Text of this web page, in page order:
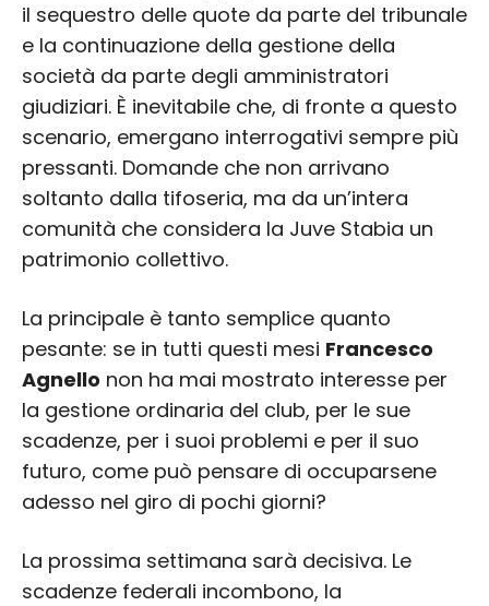
il sequestro delle quote da parte del tribunale
e la continuazione della gestione della
società da parte degli amministratori
giudiziari. È inevitabile che, di fronte a questo
scenario, emergano interrogativi sempre più
pressanti. Domande che non arrivano
soltanto dalla tifoseria, ma da un’intera
comunità che considera la Juve Stabia un
patrimonio collettivo.
La principale è tanto semplice quanto
pesante: se in tutti questi mesi Francesco
Agnello non ha mai mostrato interesse per
la gestione ordinaria del club, per le sue
scadenze, per i suoi problemi e per il suo
futuro, come può pensare di occuparsene
adesso nel giro di pochi giorni?
La prossima settimana sarà decisiva. Le
scadenze federali incombono, la